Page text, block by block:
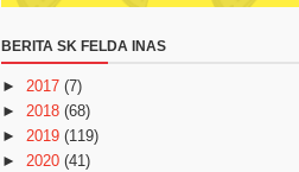
BERITA SK FELDA INAS
► 2017 (7)
► 2018 (68)
► 2019 (119)
► 2020 (41)